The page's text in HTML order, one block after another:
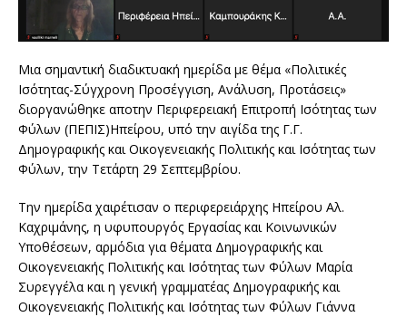
Μια σημαντική διαδικτυακή ημερίδα με θέμα «Πολιτικές
Ισότητας-Σύγχρονη Προσέγγιση, Ανάλυση, Προτάσεις»
διοργανώθηκε αποτην Περιφερειακή Επιτροπή Ισότητας των
Φύλων (ΠΕΠΙΣ)Ηπείρου, υπό την αιγίδα της Γ.Γ.
Δημογραφικής και Οικογενειακής Πολιτικής και Ισότητας των
Φύλων, την Τετάρτη 29 Σεπτεμβρίου.
Την ημερίδα χαιρέτισαν ο περιφερειάρχης Ηπείρου Αλ.
Καχριμάνης, η υφυπουργός Εργασίας και Κοινωνικών
Υποθέσεων, αρμόδια για θέματα Δημογραφικής και
Οικογενειακής Πολιτικής και Ισότητας των Φύλων Μαρία
Συρεγγέλα και η γενική γραμματέας Δημογραφικής και
Οικογενειακής Πολιτικής και Ισότητας των Φύλων Γιάννα